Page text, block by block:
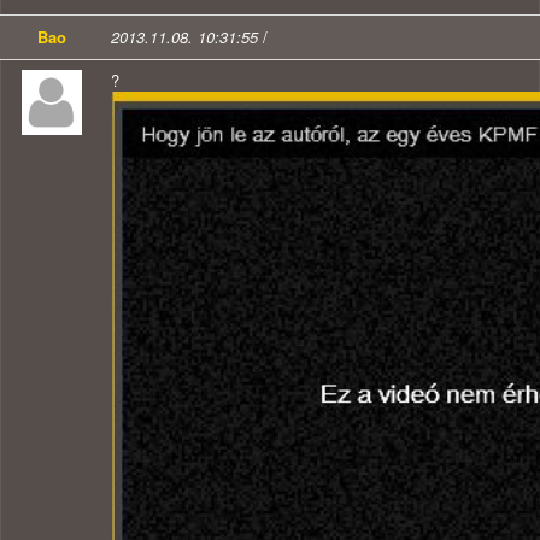
Bao 2013.11.08. 10:31:55/
?